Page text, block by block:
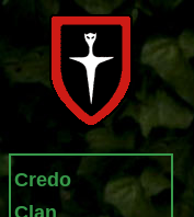
Credo
Clan